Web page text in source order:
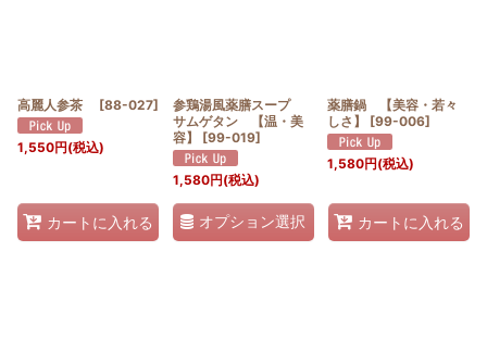
高麗人参茶 [88-027]
1,550円(税込)
カートに入れる
参鶏湯風薬膳スープ
サムゲタン 【温・美
容】
[99-019]
1,580円(税込)
オプション選択
薬膳鍋 【美容・若々
しさ】
[99-006]
1,580円(税込)
カートに入れる